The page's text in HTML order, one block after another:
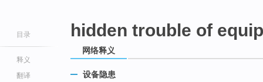
目录
释义
翻译
hidden trouble of
网络释义
设备隐患